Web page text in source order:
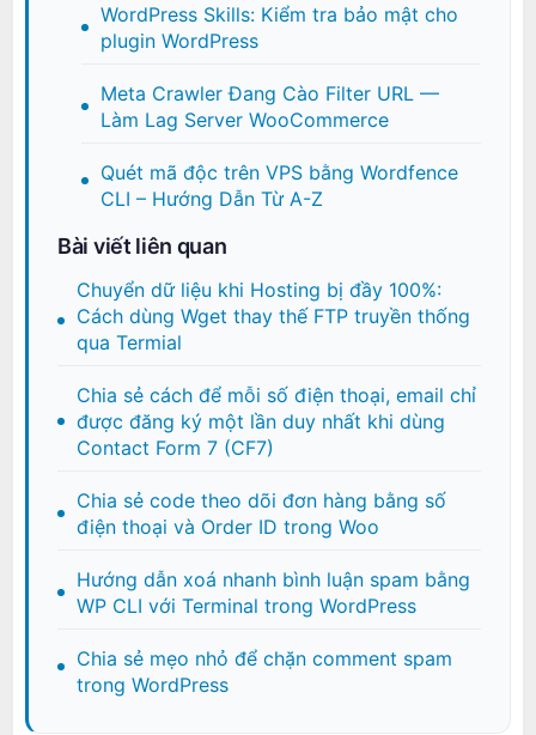
WordPress Skills: Kiểm tra bảo mật cho
plugin WordPress
Meta Crawler Đang Cào Filter URL —
Làm Lag Server WooCommerce
Quét mã độc trên VPS bằng Wordfence
CLI – Hướng Dẫn Từ A-Z
Bài viết liên quan
Chuyển dữ liệu khi Hosting bị đầy 100%:
Cách dùng Wget thay thế FTP truyền thống
qua Termial
Chia sẻ cách để mỗi số điện thoại, email chỉ
được đăng ký một lần duy nhất khi dùng
Contact Form 7 (CF7)
Chia sẻ code theo dõi đơn hàng bằng số
điện thoại và Order ID trong Woo
Hướng dẫn xoá nhanh bình luận spam bằng
WP CLI với Terminal trong WordPress
Chia sẻ mẹo nhỏ để chặn comment spam
trong WordPress